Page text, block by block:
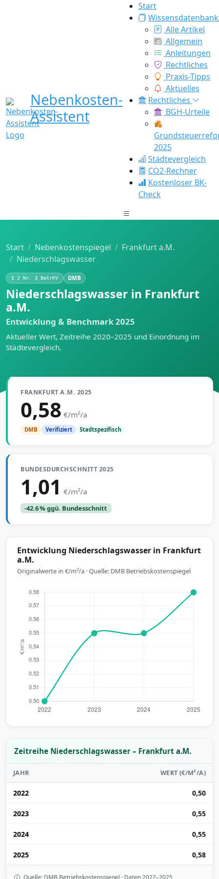
Nebenkosten-
Assistent
Start
Wissensdatenbank
Alle Artikel
Allgemein
Anleitungen
Rechtliches
Praxis-Tipps
Aktuelles
Rechtliches
BGH-Urteile
2025
Städtevergleich
CO2-Rechner
Kostenloser BK-
Check
Start Nebenkostenspiegel
Frankfurt a.M.
Niederschlagswasser
§ 2 Nr. 3 BetrKV DMB
Niederschlagswasser in Frankfurt
a.M.
Entwicklung & Benchmark 2025
Aktueller Wert, Zeitreihe 2020–2025 und Einordnung im
Städtevergleich.
FRANKFURT A.M. 2025
0,58 €/m²/a
DMB Verifiziert Stadtspezifisch
BUNDESDURCHSCHNITT 2025
1,01 €/m²/a
-42.6 % ggü. Bundesschnitt
Entwicklung Niederschlagswasser in Frankfurt
a.M.
Originalwerte in €/m²/a · Quelle: DMB Betriebskostenspiegel
Zeitreihe Niederschlagswasser – Frankfurt a.M.
JAHR WERT (€/M²/A)
2022 0,50
2023 0,55
2024 0,55
2025 0,58
Quelle: DMB Betriebskostenspiegel · Daten 2022–2025